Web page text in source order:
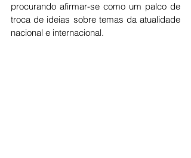
procurando afirmar-se como um palco de
troca de ideias sobre temas da atualidade
nacional e internacional.